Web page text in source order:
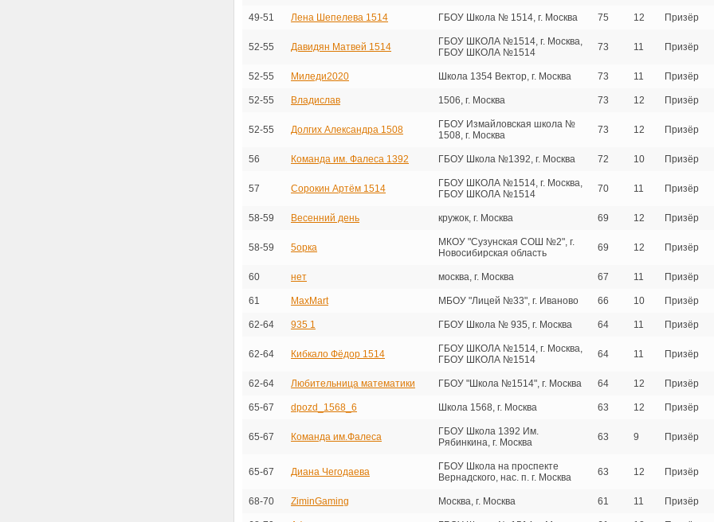
49-51 Лена Шепелева 1514 ГБОУ Школа № 1514, г. Москва 75 12 Призёр
52-55 Давидян Матвей 1514
ГБОУ ШКОЛА №1514, г. Москва,
ГБОУ ШКОЛА №1514
73 11 Призёр
52-55 Миледи2020 Школа 1354 Вектор, г. Москва 73 11 Призёр
52-55 Владислав 1506, г. Москва 73 12 Призёр
52-55 Долгих Александра 1508
ГБОУ Измайловская школа №
1508, г. Москва
73 12 Призёр
56 Команда им. Фалеса 1392 ГБОУ Школа №1392, г. Москва 72 10 Призёр
57 Сорокин Артём 1514
ГБОУ ШКОЛА №1514, г. Москва,
ГБОУ ШКОЛА №1514
70 11 Призёр
58-59 Весенний день кружок, г. Москва 69 12 Призёр
58-59 5орка
МКОУ "Сузунская СОШ №2", г.
Новосибирская область
69 12 Призёр
60 нет москва, г. Москва 67 11 Призёр
61 MaxMart МБОУ "Лицей №33", г. Иваново 66 10 Призёр
62-64 935 1 ГБОУ Школа № 935, г. Москва 64 11 Призёр
62-64 Кибкало Фёдор 1514
ГБОУ ШКОЛА №1514, г. Москва,
ГБОУ ШКОЛА №1514
64 11 Призёр
62-64 Любительница математики ГБОУ "Школа №1514", г. Москва 64 12 Призёр
65-67 dpozd_1568_6 Школа 1568, г. Москва 63 12 Призёр
65-67 Команда им.Фалеса
ГБОУ Школа 1392 Им.
Рябинкина, г. Москва
63 9 Призёр
65-67 Диана Чегодаева
ГБОУ Школа на проспекте
Вернадского, нас. п. г. Москва
63 12 Призёр
68-70 ZiminGaming Москва, г. Москва 61 11 Призёр